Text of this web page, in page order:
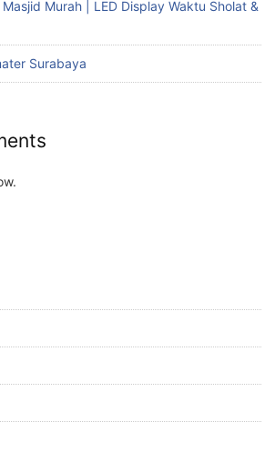
Murah | LED Display Waktu Sholat &
Surabaya